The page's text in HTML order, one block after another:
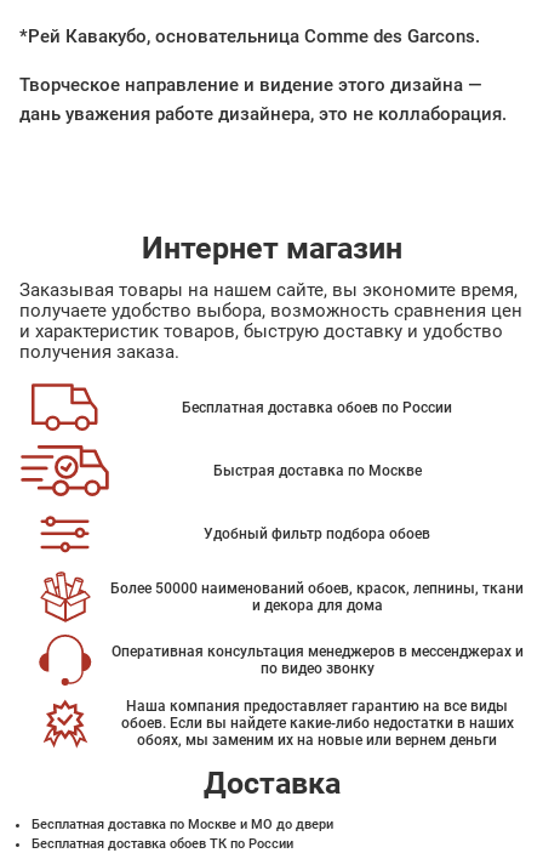
*Рей Кавакубо, основательница Comme des Garcons.
Творческое направление и видение этого дизайна —
дань уважения работе дизайнера, это не коллаборация.
Интернет магазин
Заказывая товары на нашем сайте, вы экономите время,
получаете удобство выбора, возможность сравнения цен
и характеристик товаров, быструю доставку и удобство
получения заказа.
Бесплатная доставка обоев по России
Быстрая доставка по Москве
Удобный фильтр подбора обоев
Более 50000 наименований обоев, красок, лепнины, ткани
и декора для дома
Оперативная консультация менеджеров в мессенджерах и
по видео звонку
Наша компания предоставляет гарантию на все виды
обоев. Если вы найдете какие-либо недостатки в наших
обоях, мы заменим их на новые или вернем деньги
Доставка
Бесплатная доставка по Москве и МО до двери
Бесплатная доставка обоев ТК по России